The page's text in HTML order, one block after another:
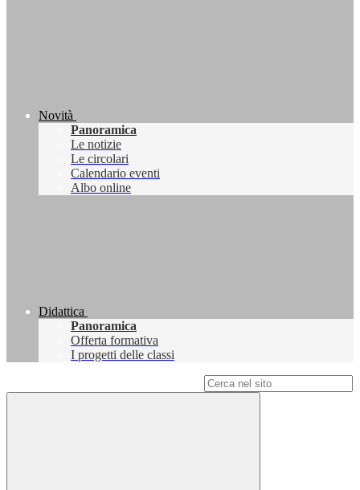
Novità
Panoramica
Le notizie
Le circolari
Calendario eventi
Albo online
Didattica
Panoramica
Offerta formativa
I progetti delle classi